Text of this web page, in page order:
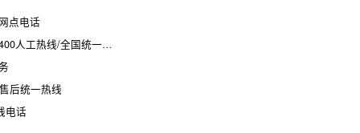
点电话
/全国统一维修电话是多少
后统一热线
电话